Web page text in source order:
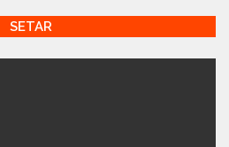
SETAR